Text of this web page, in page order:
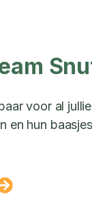
voor al
en hun